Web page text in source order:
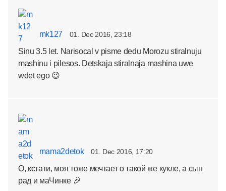
mk127 01. Dec 2016, 23:18
Sinu 3.5 let. Narisocal v pisme dedu Morozu stiralnuju
mashinu i pilesos. Detskaja stiralnaja mashina uwe
wdet ego 😉
mama2detok 01. Dec 2016, 17:20
О, кстати, моя тоже мечтает о такой же кукле, а сын
рад и маЧинке 🎉